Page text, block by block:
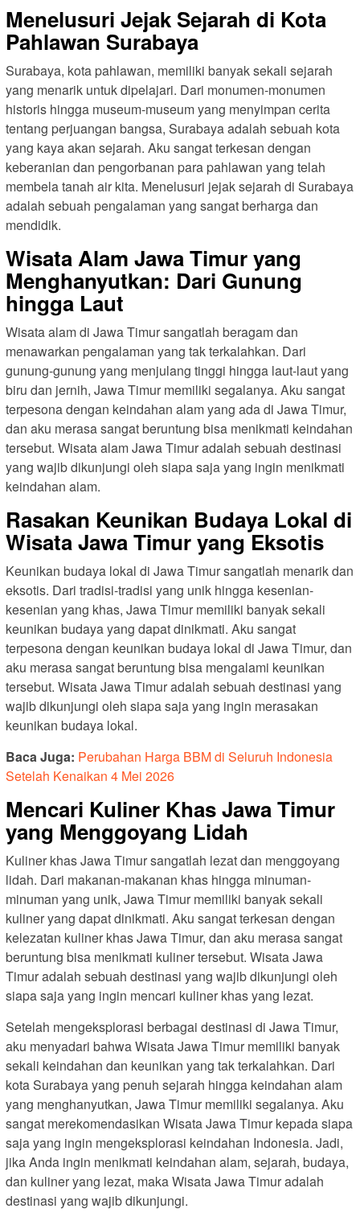
Menelusuri Jejak Sejarah di Kota
Pahlawan Surabaya
Surabaya, kota pahlawan, memiliki banyak sekali sejarah
yang menarik untuk dipelajari. Dari monumen-monumen
historis hingga museum-museum yang menyimpan cerita
tentang perjuangan bangsa, Surabaya adalah sebuah kota
yang kaya akan sejarah. Aku sangat terkesan dengan
keberanian dan pengorbanan para pahlawan yang telah
membela tanah air kita. Menelusuri jejak sejarah di Surabaya
adalah sebuah pengalaman yang sangat berharga dan
mendidik.
Wisata Alam Jawa Timur yang
Menghanyutkan: Dari Gunung
hingga Laut
Wisata alam di Jawa Timur sangatlah beragam dan
menawarkan pengalaman yang tak terkalahkan. Dari
gunung-gunung yang menjulang tinggi hingga laut-laut yang
biru dan jernih, Jawa Timur memiliki segalanya. Aku sangat
terpesona dengan keindahan alam yang ada di Jawa Timur,
dan aku merasa sangat beruntung bisa menikmati keindahan
tersebut. Wisata alam Jawa Timur adalah sebuah destinasi
yang wajib dikunjungi oleh siapa saja yang ingin menikmati
keindahan alam.
Rasakan Keunikan Budaya Lokal di
Wisata Jawa Timur yang Eksotis
Keunikan budaya lokal di Jawa Timur sangatlah menarik dan
eksotis. Dari tradisi-tradisi yang unik hingga kesenian-
kesenian yang khas, Jawa Timur memiliki banyak sekali
keunikan budaya yang dapat dinikmati. Aku sangat
terpesona dengan keunikan budaya lokal di Jawa Timur, dan
aku merasa sangat beruntung bisa mengalami keunikan
tersebut. Wisata Jawa Timur adalah sebuah destinasi yang
wajib dikunjungi oleh siapa saja yang ingin merasakan
keunikan budaya lokal.
Baca Juga: Perubahan Harga BBM di Seluruh Indonesia
Setelah Kenaikan 4 Mei 2026
Mencari Kuliner Khas Jawa Timur
yang Menggoyang Lidah
Kuliner khas Jawa Timur sangatlah lezat dan menggoyang
lidah. Dari makanan-makanan khas hingga minuman-
minuman yang unik, Jawa Timur memiliki banyak sekali
kuliner yang dapat dinikmati. Aku sangat terkesan dengan
kelezatan kuliner khas Jawa Timur, dan aku merasa sangat
beruntung bisa menikmati kuliner tersebut. Wisata Jawa
Timur adalah sebuah destinasi yang wajib dikunjungi oleh
siapa saja yang ingin mencari kuliner khas yang lezat.
Setelah mengeksplorasi berbagai destinasi di Jawa Timur,
aku menyadari bahwa Wisata Jawa Timur memiliki banyak
sekali keindahan dan keunikan yang tak terkalahkan. Dari
kota Surabaya yang penuh sejarah hingga keindahan alam
yang menghanyutkan, Jawa Timur memiliki segalanya. Aku
sangat merekomendasikan Wisata Jawa Timur kepada siapa
saja yang ingin mengeksplorasi keindahan Indonesia. Jadi,
jika Anda ingin menikmati keindahan alam, sejarah, budaya,
dan kuliner yang lezat, maka Wisata Jawa Timur adalah
destinasi yang wajib dikunjungi.